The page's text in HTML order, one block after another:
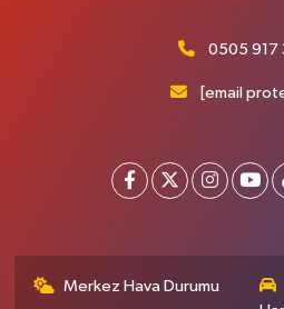
0505 917
[email
Merkez Hava Durumu